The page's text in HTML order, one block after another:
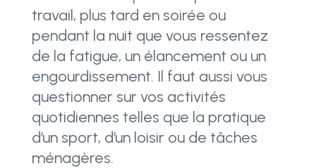
travail, plus tard en soirée ou
pendant la nuit que vous ressentez
de la fatigue, un élancement ou un
engourdissement. Il faut aussi vous
questionner sur vos activités
quotidiennes telles que la pratique
d’un sport, d’un loisir ou de tâches
ménagères.